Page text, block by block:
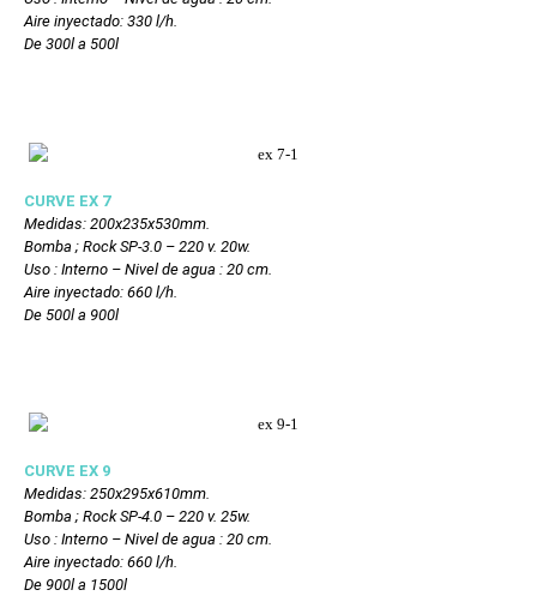
Aire inyectado: 330 l/h.
De 300l a 500l
CURVE EX 7
Medidas: 200x235x530mm.
Bomba ; Rock SP-3.0 – 220 v. 20w.
Uso : Interno – Nivel de agua : 20 cm.
Aire inyectado: 660 l/h.
De 500l a 900l
CURVE EX 9
Medidas: 250x295x610mm.
Bomba ; Rock SP-4.0 – 220 v. 25w.
Uso : Interno – Nivel de agua : 20 cm.
Aire inyectado: 660 l/h.
De 900l a 1500l